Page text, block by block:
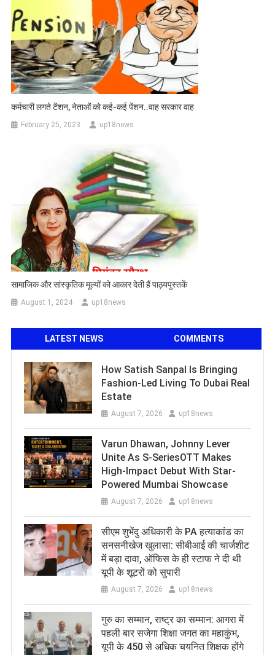
कर्मचारी लगते टेंशन, नेताओं को कई-कई पेंशन..वाह सरकार वाह
February 25, 2023 up18news
सामाजिक और सांस्कृतिक मूल्यों को आकार देती हैं पाठ्यपुस्तकें
August 1, 2024 up18news
LATEST NEWS COMMENTS
How Satish Sanpal Is Bringing
Fashion-Led Living To Dubai Real
Estate
August 7, 2026 up18news
Varun Dhawan, Johnny Lever
Unite As S-SeriesOTT Makes
High-Impact Debut With Star-
Powered Mumbai Showcase
August 7, 2026 up18news
सीएम शुभेंदु अधिकारी के PA हत्याकांड का
सनसनीखेज खुलासा: सीबीआई की चार्जशीट
में बड़ा दावा, ऑफिस के ही स्टाफ ने दी थी
यूपी के शूटरों को सुपारी
August 7, 2026 up18news
​गुरु का सम्मान, राष्ट्र का सम्मान: आगरा में
पहली बार सजेगा शिक्षा जगत का महाकुंभ,
यूपी के 450 से अधिक चयनित शिक्षक होंगे